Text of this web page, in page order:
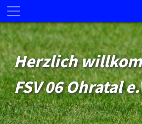
Herzlich
FSV 06 Ohratal